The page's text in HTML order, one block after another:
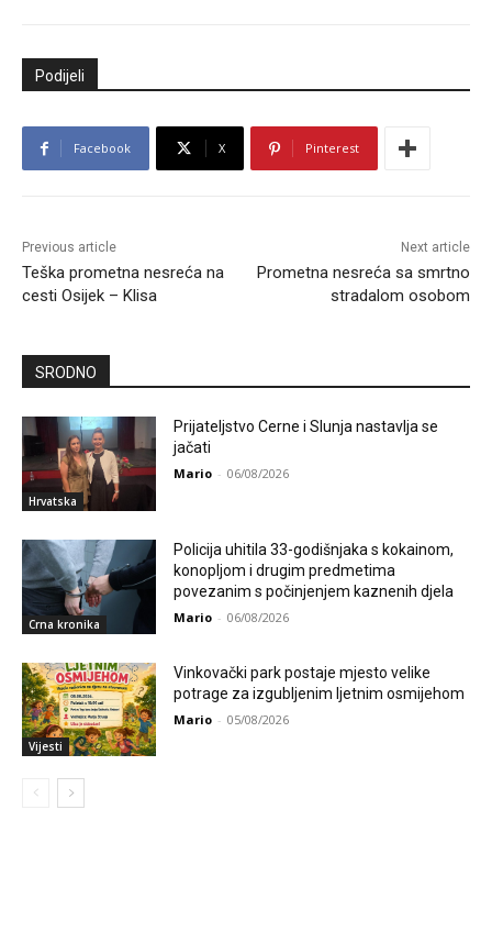
Podijeli
Facebook X Pinterest
Previous article
Teška prometna nesreća na
cesti Osijek – Klisa
Next article
Prometna nesreća sa smrtno
stradalom osobom
SRODNO
Hrvatska
Prijateljstvo Cerne i Slunja nastavlja se
jačati
Mario - 06/08/2026
Crna kronika
Policija uhitila 33-godišnjaka s kokainom,
konopljom i drugim predmetima
povezanim s počinjenjem kaznenih djela
Mario - 06/08/2026
Vijesti
Vinkovački park postaje mjesto velike
potrage za izgubljenim ljetnim osmijehom
Mario - 05/08/2026